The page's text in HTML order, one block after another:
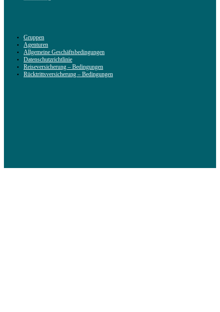
Gruppen
Agenturen
Allgemeine Geschäftsbedingungen
Datenschutzrichtlinie
Reiseversicherung – Bedingungen
Rücktrittsversicherung – Bedingungen